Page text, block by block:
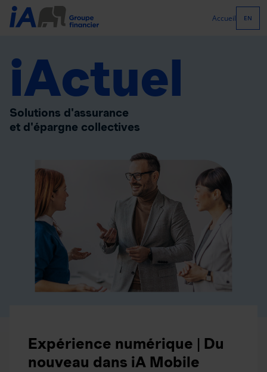
Accueil EN
iActuel
Solutions d'assurance
et d'épargne collectives
Expérience numérique | Du
nouveau dans iA Mobile